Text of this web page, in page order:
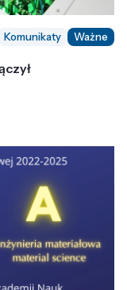
Komunikaty Ważne